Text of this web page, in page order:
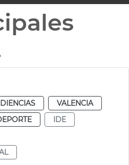
VALENCIA
IDE